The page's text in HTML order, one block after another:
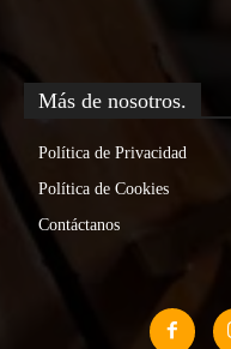
Más de nosotros.
Política de Privacidad
Política de Cookies
Contáctanos